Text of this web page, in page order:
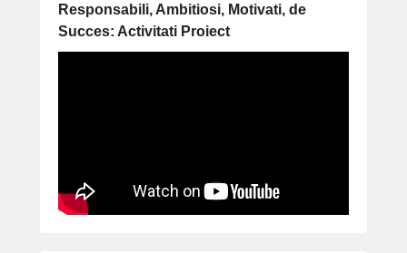
Responsabili, Ambitiosi, Motivati, de
Succes: Activitati Proiect